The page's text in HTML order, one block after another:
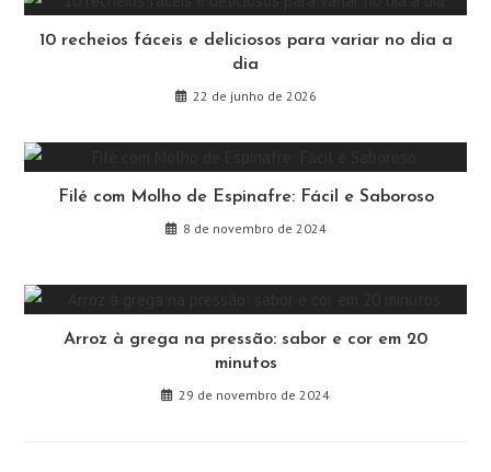
10 recheios fáceis e deliciosos para variar no dia a
dia
22 de junho de 2026
Filé com Molho de Espinafre: Fácil e Saboroso
8 de novembro de 2024
Arroz à grega na pressão: sabor e cor em 20
minutos
29 de novembro de 2024